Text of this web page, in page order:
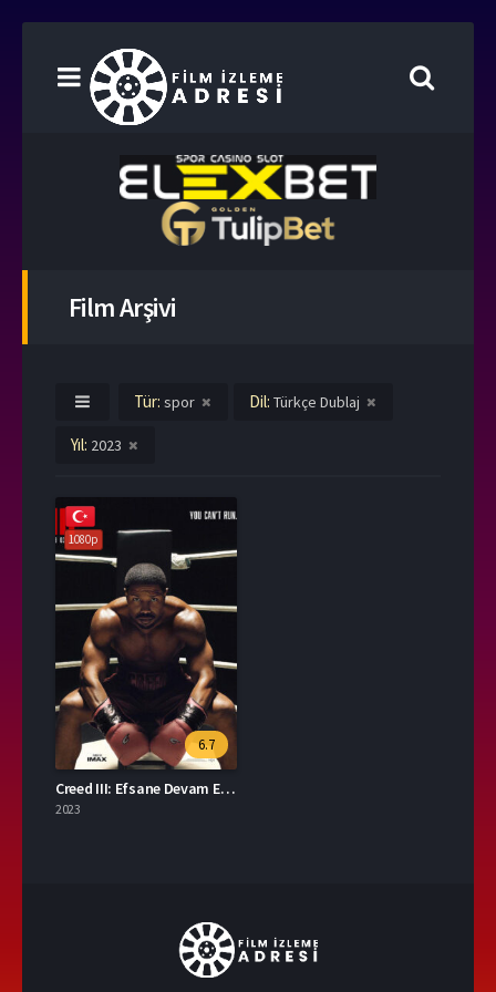
Film Arşivi
Tür: spor Dil: Türkçe Dublaj
Yıl: 2023
1080p
6.7
Creed III: Efsane Devam Ediyor izle
2023